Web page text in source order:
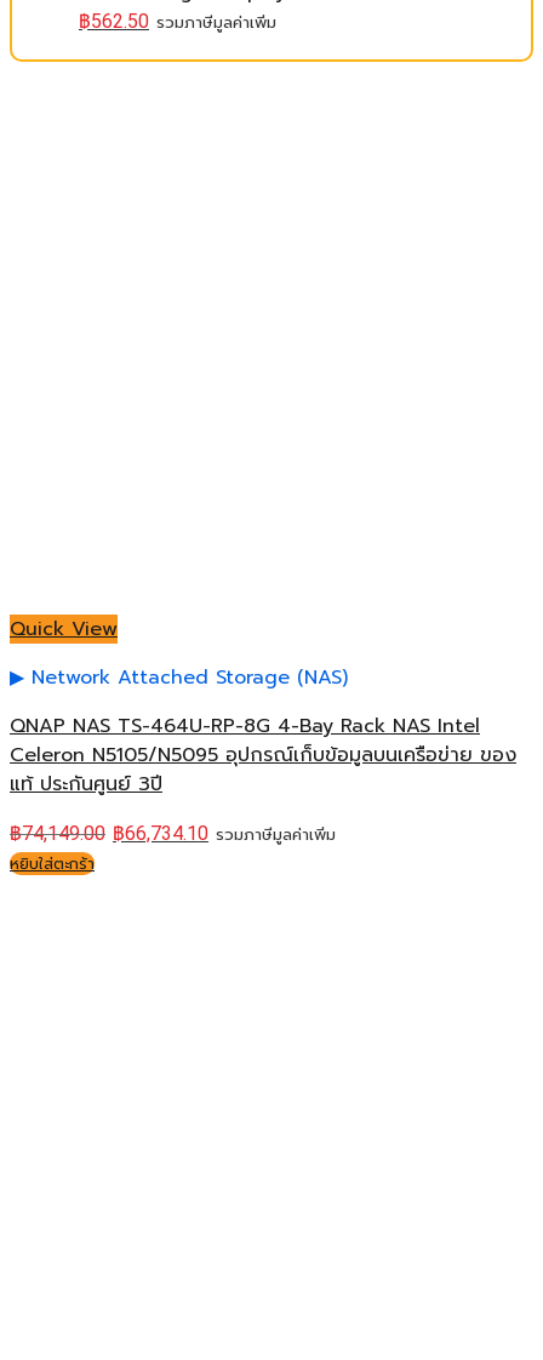
฿562.50 รวมภาษีมูลค่าเพิ่ม
Quick View
Network Attached Storage (NAS)
QNAP NAS TS-464U-RP-8G 4-Bay Rack NAS Intel
Celeron N5105/N5095 อุปกรณ์เก็บข้อมูลบนเครือข่าย ของ
แท้ ประกันศูนย์ 3ปี
฿74,149.00 ฿66,734.10 รวมภาษีมูลค่าเพิ่ม
หยิบใส่ตะกร้า